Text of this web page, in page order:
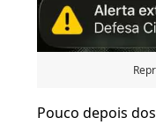
Pouco depois